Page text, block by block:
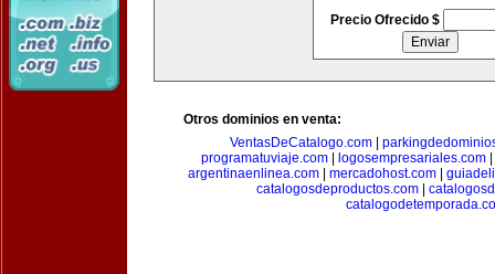
Precio Ofrecido $
Otros dominios en venta:
VentasDeCatalogo.com|
programatuviaje.com| logosempresariales.com|
argentinaenlinea.com| mercadohost.com|
catalogosdeproductos.com